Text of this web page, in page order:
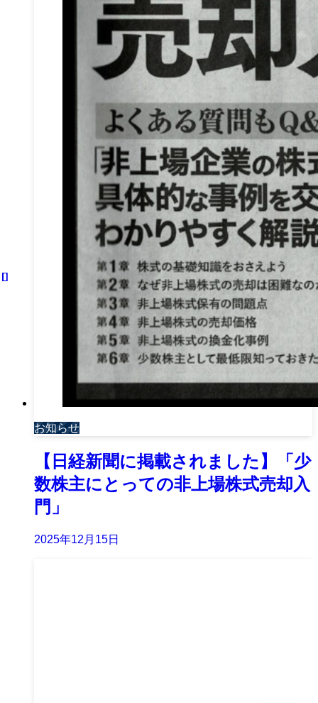
お知らせ
【日経新聞に掲載されました】「少
数株主にとっての非上場株式売却入
門」
2025年12月15日